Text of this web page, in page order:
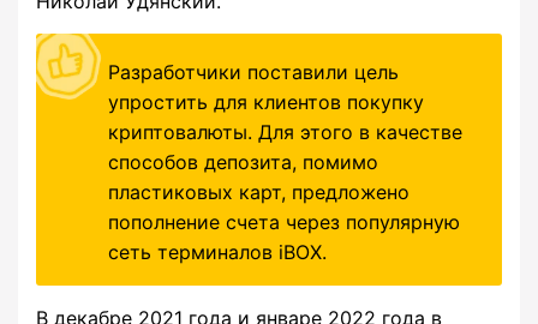
Разработчики поставили цель
упростить для клиентов покупку
криптовалюты. Для этого в качестве
способов депозита, помимо
пластиковых карт, предложено
пополнение счета через популярную
сеть терминалов iBOX.
В декабре 2021 года и январе 2022 года в